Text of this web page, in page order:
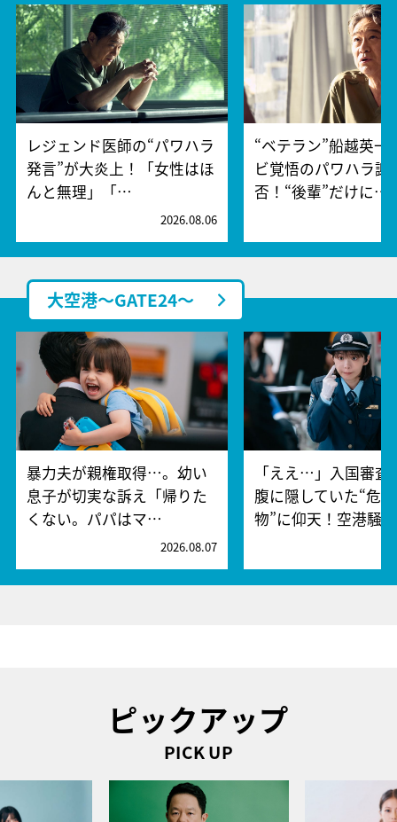
レジェンド医師の“パワハラ
発言”が大炎上！「女性はほ
んと無理」「…
2026.08.06
“ベテラン”船越英一
ビ覚悟のパワハラ謝
否！“後輩”だけに…
大空港～GATE24～
暴力夫が親権取得…。幼い
息子が切実な訴え「帰りた
くない。パパはマ…
2026.08.07
「ええ…」入国審査
腹に隠していた“危
物”に仰天！空港騒
ピックアップ
PICK UP